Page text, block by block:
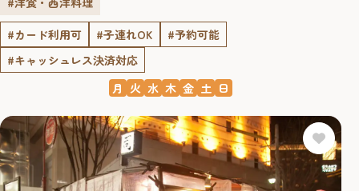
#カード利用可
#子連れOK
#予約可能
#キャッシュレス決済対応
月 火 水 木 金 土 日